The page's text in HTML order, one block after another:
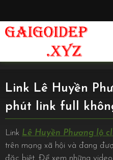
Link Lê Huyền
phút link full
Link Lê Huyền Phương lộ
trên mạng xã hội và đang
đặc biệt. Để xem những